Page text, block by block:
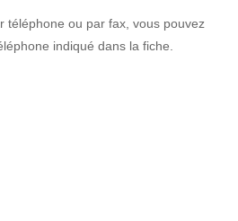
téléphone ou par fax, vous pouvez
indiqué dans la fiche.